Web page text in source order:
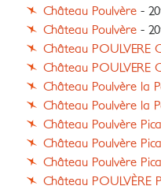
Château Poulvère -
Château Poulvère -
Château POULVERE
Château POULVERE
Château Poulvère la
Château Poulvère la
Château Poulvère
Château Poulvère
Château Poulvère
Château POULVÈRE